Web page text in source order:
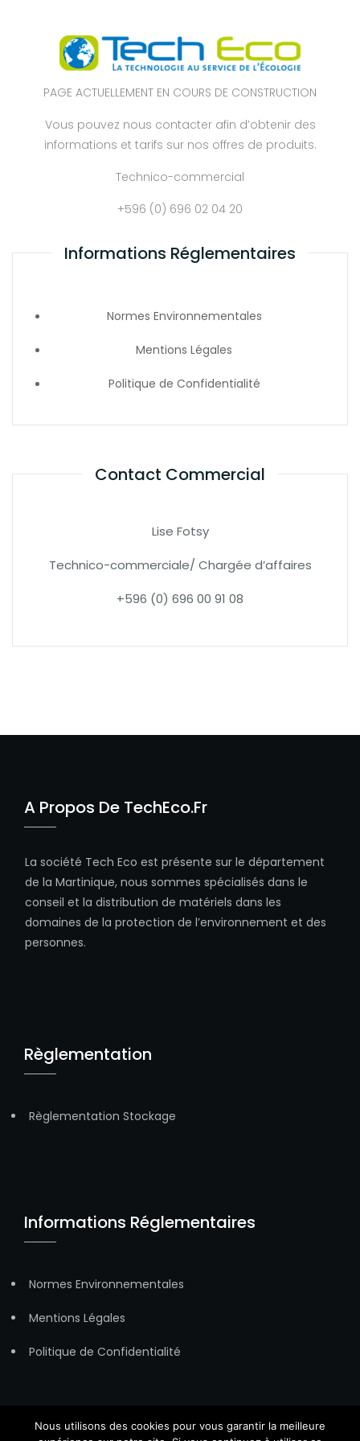
PAGE ACTUELLEMENT EN COURS DE CONSTRUCTION
Vous pouvez nous contacter afin d’obtenir des
informations et tarifs sur nos offres de produits.
Technico-commercial
+596 (0) 696 02 04 20
Informations Réglementaires
Normes Environnementales
Mentions Légales
Politique de Confidentialité
Contact Commercial
Lise Fotsy
Technico-commerciale/ Chargée d’affaires
+596 (0) 696 00 91 08
A Propos De TechEco.fr
La société Tech Eco est présente sur le département
de la Martinique, nous sommes spécialisés dans le
conseil et la distribution de matériels dans les
domaines de la protection de l’environnement et des
personnes.
Règlementation
Règlementation Stockage
Informations Réglementaires
Normes Environnementales
Mentions Légales
Politique de Confidentialité
Nous utilisons des cookies pour vous garantir la meilleure